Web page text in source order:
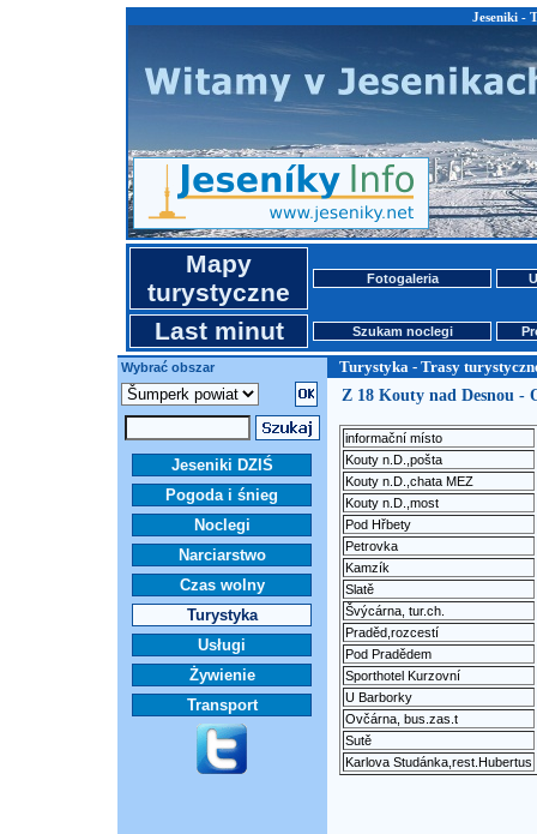
Jeseniki -
Mapy
turystyczne
Fotogaleria
Last minut Szukam noclegi
Wybrać obszar Turystyka - Trasy
Jeseniki DZIŚ
Pogoda i śnieg
Noclegi
Narciarstwo
Czas wolny
Turystyka
Usługi
Żywienie
Transport
Z 18 Kouty nad Desnou -
informační místo
Kouty n.D.,pošta
Kouty n.D.,chata MEZ
Kouty n.D.,most
Pod Hřbety
Petrovka
Kamzík
Slatě
Švýcárna, tur.ch.
Praděd,rozcestí
Pod Pradědem
Sporthotel Kurzovní
U Barborky
Ovčárna, bus.zas.t
Sutě
Karlova Studánka,rest.Hubertus